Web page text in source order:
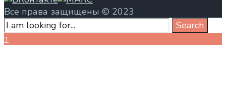
Все права защищены © 2023
Search
for:
Search
Close
↑